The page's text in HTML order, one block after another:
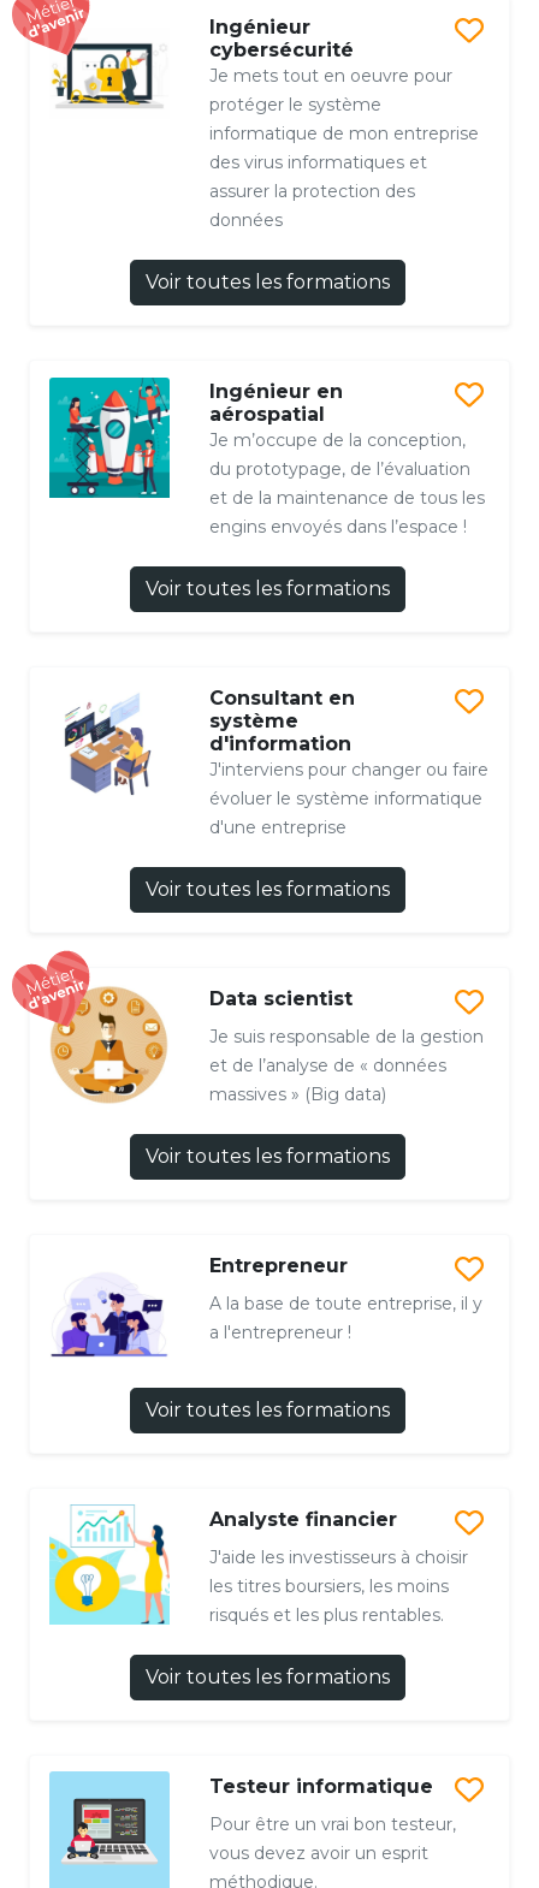
Ingénieur
cybersécurité
Je mets tout en oeuvre pour
protéger le système
informatique de mon entreprise
des virus informatiques et
assurer la protection des
données
Voir toutes les formations
Ingénieur en
aérospatial
Je m’occupe de la conception,
du prototypage, de l’évaluation
et de la maintenance de tous les
engins envoyés dans l’espace !
Voir toutes les formations
Consultant en
système
d'information
J'interviens pour changer ou faire
évoluer le système informatique
d'une entreprise
Voir toutes les formations
Data scientist
Je suis responsable de la gestion
et de l’analyse de « données
massives » (Big data)
Voir toutes les formations
Entrepreneur
A la base de toute entreprise, il y
a l'entrepreneur !
Voir toutes les formations
Analyste financier
J'aide les investisseurs à choisir
les titres boursiers, les moins
risqués et les plus rentables.
Voir toutes les formations
Testeur informatique
Pour être un vrai bon testeur,
vous devez avoir un esprit
méthodique.